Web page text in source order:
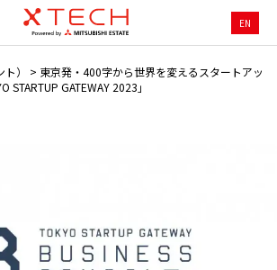
EN
） > 東京発・400字から世界を変えるスタートアッ
STARTUP GATEWAY 2023」